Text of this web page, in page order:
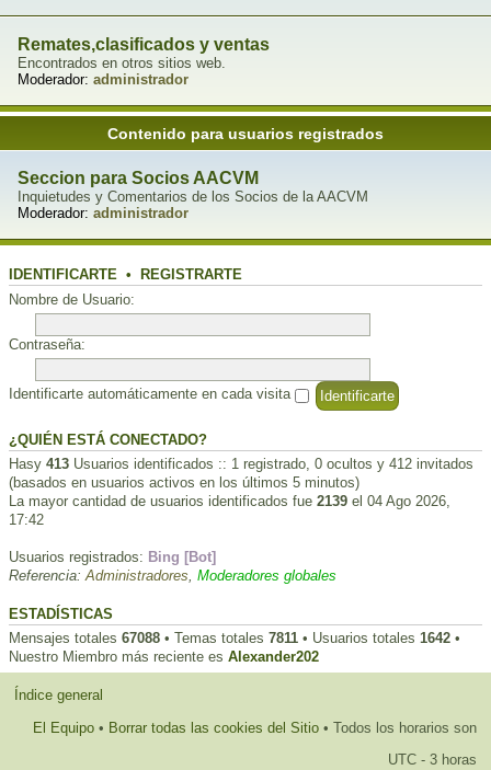
Remates,clasificados y ventas
Encontrados en otros sitios web.
Moderador: administrador
Contenido para usuarios registrados
Seccion para Socios AACVM
Inquietudes y Comentarios de los Socios de la AACVM
Moderador: administrador
IDENTIFICARTE • REGISTRARTE
Nombre de Usuario:
Contraseña:
Identificarte automáticamente en cada visita
¿QUIÉN ESTÁ CONECTADO?
Hasy 413 Usuarios identificados :: 1 registrado, 0 ocultos y 412 invitados
(basados en usuarios activos en los últimos 5 minutos)
La mayor cantidad de usuarios identificados fue 2139 el 04 Ago 2026,
17:42
Usuarios registrados: Bing [Bot]
Referencia: Administradores Moderadores globales
ESTADÍSTICAS
Mensajes totales 67088 • Temas totales 7811 • Usuarios totales 1642 •
Nuestro Miembro más reciente es Alexander202
Índice general
El Equipo • Borrar todas las cookies del Sitio • Todos los horarios son
UTC - 3 horas